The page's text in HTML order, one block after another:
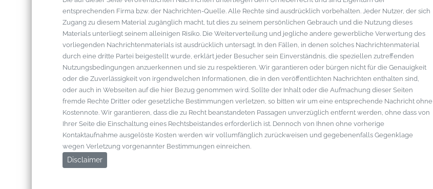
entsprechenden Firma bzw. der Nachrichten-Quelle. Alle Rechte sind ausdrücklich vorbehalten. Jeder Nutzer, der sich
Zugang zu diesem Material zugänglich macht, tut dies zu seinem persönlichen Gebrauch und die Nutzung dieses
Materials unterliegt seinem alleinigen Risiko. Die Weiterverteilung und jegliche andere gewerbliche Verwertung des
vorliegenden Nachrichtenmaterials ist ausdrücklich untersagt. In den Fällen, in denen solches Nachrichtenmaterial
durch eine dritte Partei beigestellt wurde, erklärt jeder Besucher sein Einverständnis, die speziellen zutreffenden
Nutzungsbedingungen anzuerkennen und sie zu respektieren. Wir garantieren oder bürgen nicht für die Genauigkeit
oder die Zuverlässigkeit von irgendwelchen Informationen, die in den veröffentlichten Nachrichten enthalten sind,
oder auch in Webseiten auf die hier Bezug genommen wird. Sollte der Inhalt oder die Aufmachung dieser Seiten
fremde Rechte Dritter oder gesetzliche Bestimmungen verletzen, so bitten wir um eine entsprechende Nachricht ohne
Kostennote. Wir garantieren, dass die zu Recht beanstandeten Passagen unverzüglich entfernt werden, ohne dass von
Ihrer Seite die Einschaltung eines Rechtsbeistandes erforderlich ist. Dennoch von Ihnen ohne vorherige
Kontaktaufnahme ausgelöste Kosten werden wir vollumfänglich zurückweisen und gegebenenfalls Gegenklage
wegen Verletzung vorgenannter Bestimmungen einreichen.
Disclaimer